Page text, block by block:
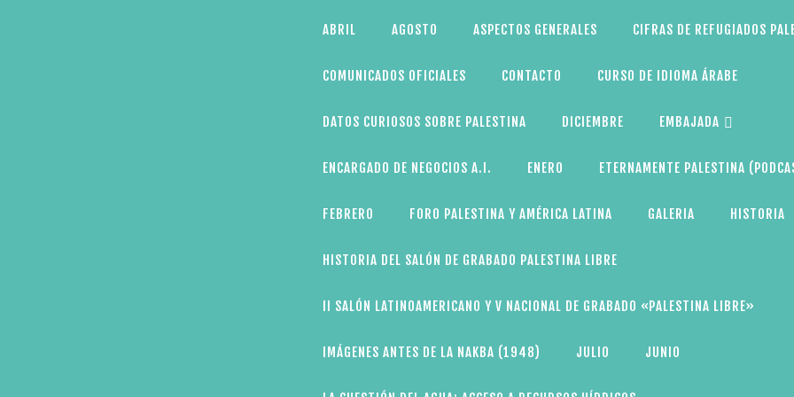
ABRIL AGOSTO ASPECTOS GENERALES CIFRAS DE REFUGIADOS
COMUNICADOS OFICIALES CONTACTO CURSO DE IDIOMA ÁRABE
DATOS CURIOSOS SOBRE PALESTINA DICIEMBRE EMBAJADA
ENCARGADO DE NEGOCIOS A.I. ENERO ETERNAMENTE PALESTINA
FEBRERO FORO PALESTINA Y AMÉRICA LATINA GALERIA HISTORIA
HISTORIA DEL SALÓN DE GRABADO PALESTINA LIBRE
II SALÓN LATINOAMERICANO Y V NACIONAL DE GRABADO «PALESTINA LIBRE»
IMÁGENES ANTES DE LA NAKBA (1948) JULIO JUNIO